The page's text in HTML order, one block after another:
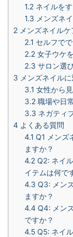
1.2 ネイルを
1.3 メンズネ
2 メンズネイル
2.1 セルフで
2.2 女子ウケ
2.3 サロン選
3 メンズネイル
3.1 女性から
3.2 職場や日
3.3 ネガティ
4 よくある質問
4.1 Q1 メンズ
ますか？
4.2 Q2: ネイ
イテムは何で
4.3 Q3: メン
ますか？
4.4 Q4: メン
ですか？
4.5Q5: ネイ